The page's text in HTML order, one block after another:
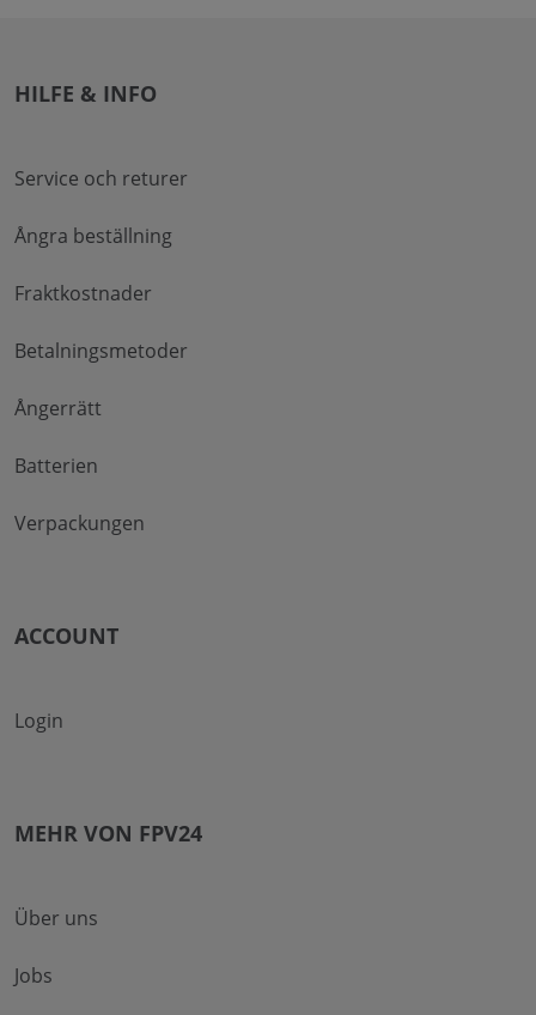
HILFE & INFO
Service och returer
Ångra beställning
Fraktkostnader
Betalningsmetoder
Ångerrätt
Batterien
Verpackungen
ACCOUNT
Login
MEHR VON FPV24
Über uns
Jobs